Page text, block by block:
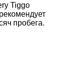
Tiggo
пробега.